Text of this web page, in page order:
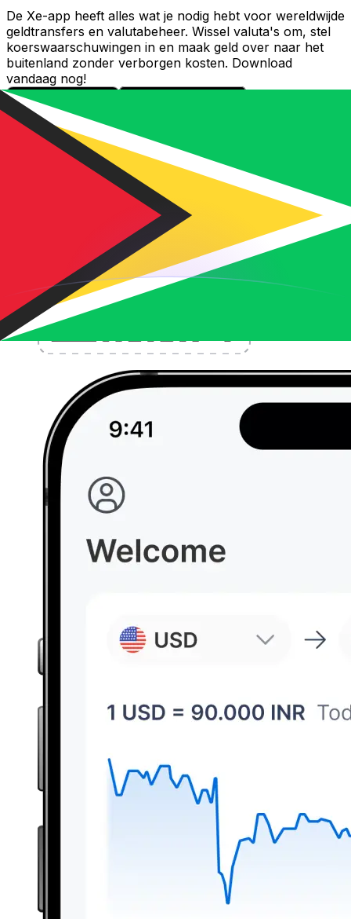
De Xe-app heeft alles wat je nodig hebt voor wereldwijde
geldtransfers en valutabeheer. Wissel valuta's om, stel
koerswaarschuwingen in en maak geld over naar het
buitenland zonder verborgen kosten. Download
vandaag nog!